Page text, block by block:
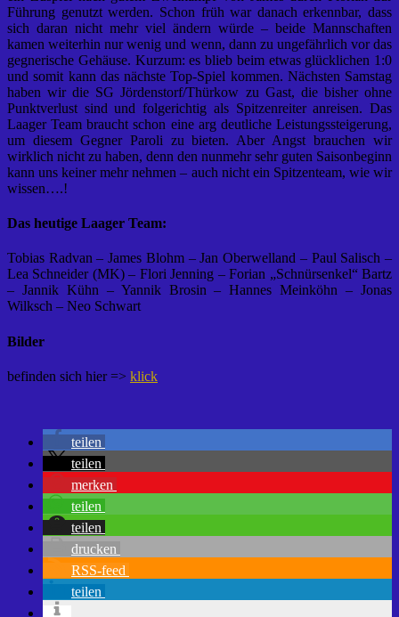
Führung genutzt werden. Schon früh war danach erkennbar, dass
sich daran nicht mehr viel ändern würde – beide Mannschaften
kamen weiterhin nur wenig und wenn, dann zu ungefährlich vor das
gegnerische Gehäuse. Kurzum: es blieb beim etwas glücklichen 1:0
und somit kann das nächste Top-Spiel kommen. Nächsten Samstag
haben wir die SG Jördenstorf/Thürkow zu Gast, die bisher ohne
Punktverlust sind und folgerichtig als Spitzenreiter anreisen. Das
Laager Team braucht schon eine arg deutliche Leistungssteigerung,
um diesem Gegner Paroli zu bieten. Aber Angst brauchen wir
wirklich nicht zu haben, denn den nunmehr sehr guten Saisonbeginn
kann uns keiner mehr nehmen – auch nicht ein Spitzenteam, wie wir
wissen….!
Das heutige Laager Team:
Tobias Radvan – James Blohm – Jan Oberwelland – Paul Salisch –
Lea Schneider (MK) – Flori Jenning – Forian „Schnürsenkel“ Bartz
– Jannik Kühn – Yannik Brosin – Hannes Meinköhn – Jonas
Wilksch – Neo Schwart
Bilder
befinden sich hier => klick
teilen
teilen
merken
teilen
teilen
drucken
RSS-feed
teilen